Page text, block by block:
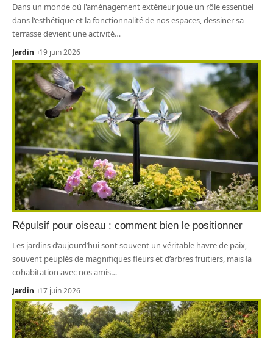
Dans un monde où l'aménagement extérieur joue un rôle essentiel
dans l'esthétique et la fonctionnalité de nos espaces, dessiner sa
terrasse devient une activité…
Jardin 19 juin 2026
Répulsif pour oiseau : comment bien le positionner
Les jardins d’aujourd’hui sont souvent un véritable havre de paix,
souvent peuplés de magnifiques fleurs et d’arbres fruitiers, mais la
cohabitation avec nos amis…
Jardin 17 juin 2026